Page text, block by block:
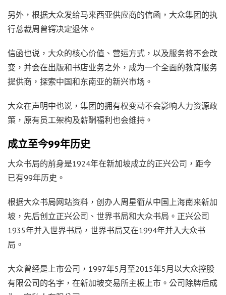
另外，根据大众发给马来西亚供应商的信函，大众集团的执
行总裁周曾锷决定退休。
信函也说，大众的核心价值、营运方式，以及服务将不会改
变，并会在出版和书店业务之外，成为一个全面的教育服务
提供商，探索中国和东南亚的新兴市场。
大众在声明中也说，集团的拥有权变动不会影响人力资源政
策，原有员工架构及薪酬福利也会维持。
成立至今99年历史
大众书局的前身是1924年在新加坡成立的正兴公司，距今
已有99年历史。
根据大众书局网站资料，创办人周星衢从中国上海南来新加
坡，先后创立正兴公司、世界书局和大众书局。正兴公司
1935年并入世界书局，世界书局又在1994年并入大众书
局。
大众曾经是上市公司，1997年5月至2015年5月以大众控股
有限公司的名字，在新加坡交易所主板上市。公司除牌后成